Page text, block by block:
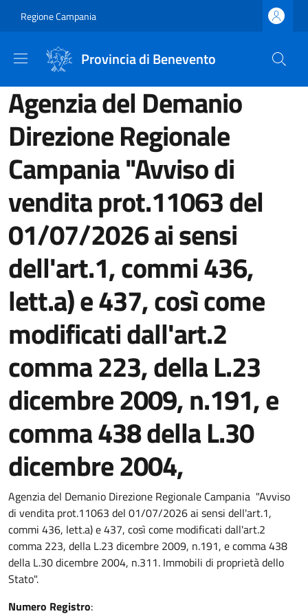
Regione Campania
Provincia di Benevento
Agenzia del Demanio
Direzione Regionale
Campania "Avviso di
vendita prot.11063 del
01/07/2026 ai sensi
dell'art.1, commi 436,
lett.a) e 437, così come
modificati dall'art.2
comma 223, della L.23
dicembre 2009, n.191, e
comma 438 della L.30
dicembre 2004,
Agenzia del Demanio Direzione Regionale Campania "Avviso
di vendita prot.11063 del 01/07/2026 ai sensi dell'art.1,
commi 436, lett.a) e 437, così come modificati dall'art.2
comma 223, della L.23 dicembre 2009, n.191, e comma 438
della L.30 dicembre 2004, n.311. Immobili di proprietà dello
Stato".
Numero Registro: